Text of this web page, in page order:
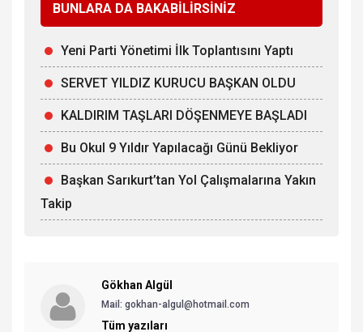
BUNLARA DA BAKABİLİRSİNİZ
Yeni Parti Yönetimi İlk Toplantısını Yaptı
SERVET YILDIZ KURUCU BAŞKAN OLDU
KALDIRIM TAŞLARI DÖŞENMEYE BAŞLADI
Bu Okul 9 Yıldır Yapılacağı Günü Bekliyor
Başkan Sarıkurt’tan Yol Çalışmalarına Yakın
Takip
Gökhan Algül
Mail: gokhan-algul@hotmail.com
Tüm yazıları